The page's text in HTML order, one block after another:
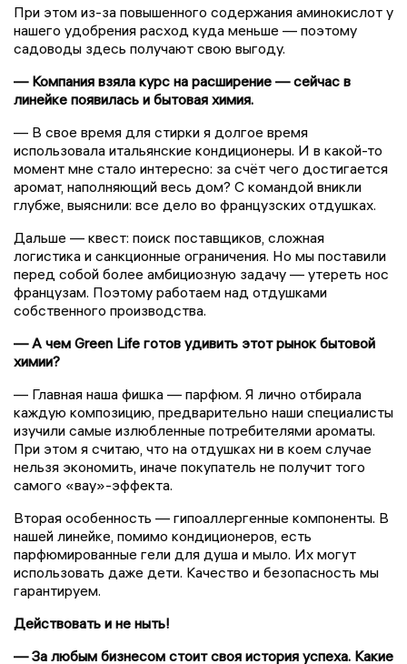
При этом из-за повышенного содержания аминокислот у
нашего удобрения расход куда меньше — поэтому
садоводы здесь получают свою выгоду.
— Компания взяла курс на расширение — сейчас в
линейке появилась и бытовая химия.
— В свое время для стирки я долгое время
использовала итальянские кондиционеры. И в какой-то
момент мне стало интересно: за счёт чего достигается
аромат, наполняющий весь дом? С командой вникли
глубже, выяснили: все дело во французских отдушках.
Дальше — квест: поиск поставщиков, сложная
логистика и санкционные ограничения. Но мы поставили
перед собой более амбициозную задачу — утереть нос
французам. Поэтому работаем над отдушками
собственного производства.
— А чем Green Life готов удивить этот рынок бытовой
химии?
— Главная наша фишка — парфюм. Я лично отбирала
каждую композицию, предварительно наши специалисты
изучили самые излюбленные потребителями ароматы.
При этом я считаю, что на отдушках ни в коем случае
нельзя экономить, иначе покупатель не получит того
самого «вау»-эффекта.
Вторая особенность — гипоаллергенные компоненты. В
нашей линейке, помимо кондиционеров, есть
парфюмированные гели для душа и мыло. Их могут
использовать даже дети. Качество и безопасность мы
гарантируем.
Действовать и не ныть!
— За любым бизнесом стоит своя история успеха. Какие